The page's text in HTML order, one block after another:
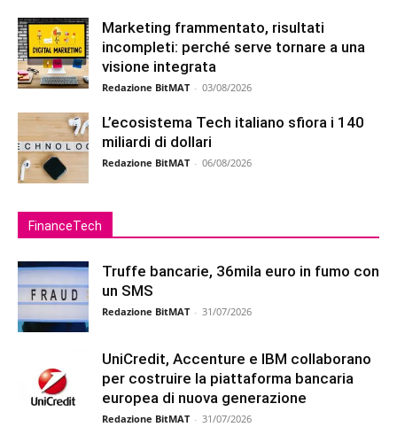
Marketing frammentato, risultati
incompleti: perché serve tornare a una
visione integrata
Redazione BitMAT - 03/08/2026
L’ecosistema Tech italiano sfiora i 140
miliardi di dollari
Redazione BitMAT - 06/08/2026
FinanceTech
Truffe bancarie, 36mila euro in fumo con
un SMS
Redazione BitMAT - 31/07/2026
UniCredit, Accenture e IBM collaborano
per costruire la piattaforma bancaria
europea di nuova generazione
Redazione BitMAT - 31/07/2026